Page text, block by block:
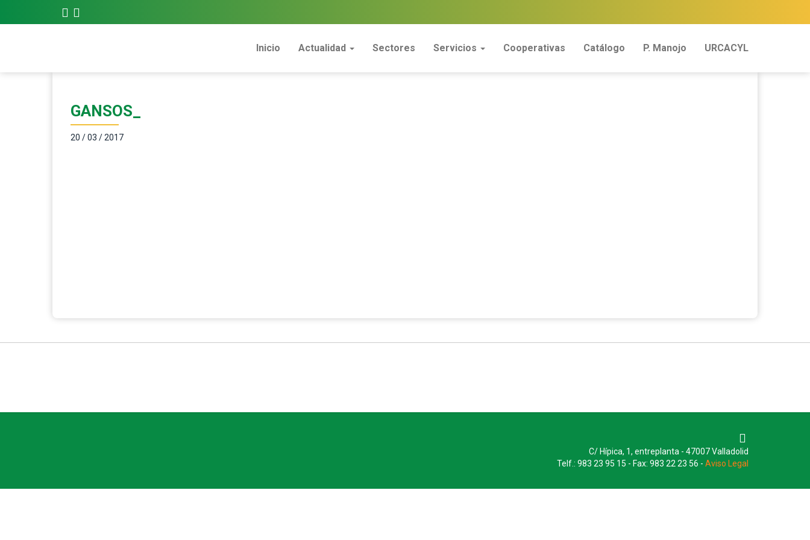
Inicio Actualidad Sectores Servicios Cooperativas Catálogo P. Manojo URCACYL
GANSOS_
20 / 03 / 2017
C/ Hípica, 1, entreplanta - 47007 Valladolid
Telf.: 983 23 95 15 - Fax: 983 22 23 56 - Aviso Legal